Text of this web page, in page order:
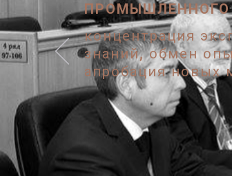
ПРОМЫШЛЕННОГО
концентрация
знаний, обмен
апробация новых